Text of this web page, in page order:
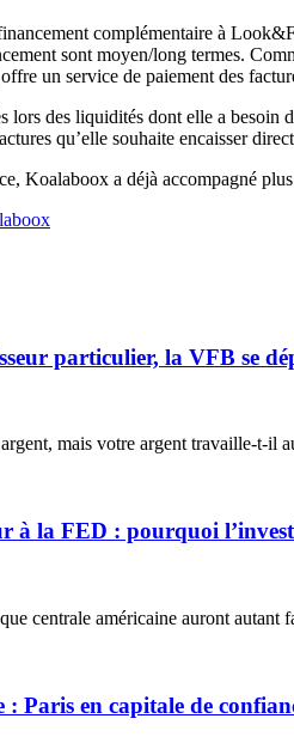
complémentaire à
sont moyen/long termes.
un service de paiement des
lors des liquidités dont elle a besoin
qu’elle souhaite encaisser
Koalaboox a déjà accompagné
particulier, la VFB se
mais votre argent travaille-t-il
à la FED : pourquoi
centrale américaine auront
Paris en capitale de